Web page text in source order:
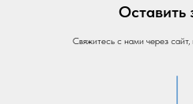
Оставить
Свяжитесь с нами через